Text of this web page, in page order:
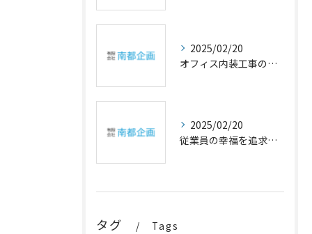
2025/02/20
オフィス内装工事の幸福設計
2025/02/20
従業員の幸福を追求するオフィスの内装アイデア
タグ Tags